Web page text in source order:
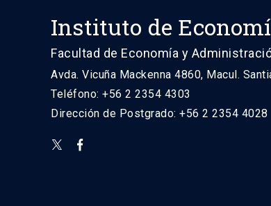
Instituto de
Facultad de Economía y
Avda. Vicuña Mackenna 4860, Macul.
Teléfono: +56 2 2354 4303
Dirección de Postgrado: +56 2 2354 4028